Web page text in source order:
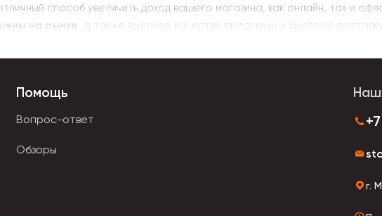
способ увеличить доход вашего магазина, как онлайн, так и
на рынке , а также высокое качество продукции и быструю
Помощь
Вопрос-ответ
Обзоры
г.